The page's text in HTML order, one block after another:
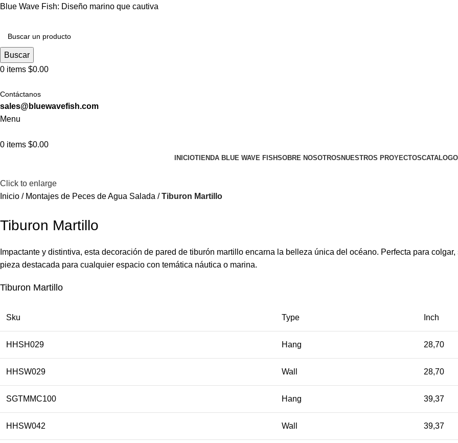
Blue Wave Fish: Diseño marino que cautiva
Buscar
0 items $0.00
Contáctanos
sales@bluewavefish.com
Menu
0 items $0.00
INICIOTIENDA BLUE WAVE FISHSOBRE NOSOTROS NUESTROS PROYECTOSCATALOGO
Click to enlarge
Inicio
Montajes de Peces de Agua Salada Tiburon Martillo
Tiburon Martillo
Impactante y distintiva, esta decoración de pared de tiburón martillo encarna la belleza única del océano. Perfecta para
pieza destacada para cualquier espacio con temática náutica o marina.
Tiburon Martillo
Sku Type Inch
HHSH029 Hang 28,70
HHSW029 Wall 28,70
SGTMMC100 Hang 39,37
HHSW042 Wall 39,37